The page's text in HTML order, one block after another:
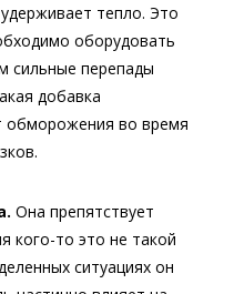
тепло. Это
оборудовать
сильные перепады
добавка
обморожения во время
Она препятствует
кого-то это не такой
ситуациях он